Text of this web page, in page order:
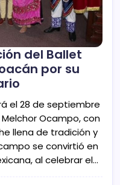
del Ballet
por su
el 28 de septiembre
Ocampo, con
llena de tradición y
se convirtió en
al celebrar el…